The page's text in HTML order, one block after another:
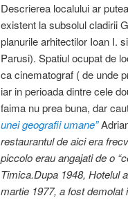
Descrierea localului ar
existent la subsolul cladirii
planurile arhitectilor Ioan I.
Parusi). Spatiul ocupat de
ca cinematograf ( de unde
iar in perioada dintre cele
faima nu prea buna, dar
unei geografii umane”
restaurantul de aici era
piccolo erau angajati de o
Timica.Dupa 1948, Hotelul
martie 1977, a fost demolat